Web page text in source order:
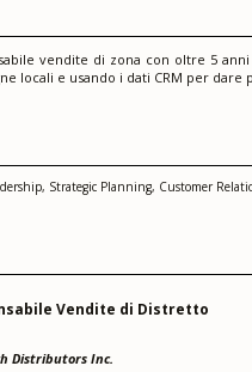
vendite di zona con oltre 5
locali e usando i dati CRM per
Strategic Planning, Customer
Vendite di Distretto
Distributors Inc.